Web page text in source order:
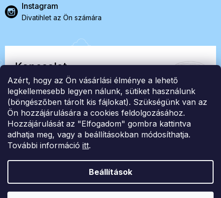
Azért, hogy az Ön vásárlási élménye a lehető
legkellemesebb legyen nálunk, sütiket használunk
(böngészőben tárolt kis fájlokat). Szükségünk van az
Ön hozzájárulására a cookies feldolgozásához.
Hozzájárulását az "Elfogadom" gombra kattintva
adhatja meg, vagy a beállításokban módosíthatja.
További információ itt.
Beállítások
Instagram
Divatihlet az Ön számára
Kapcsolat
EasyStock s.r.o.
ID: 07727402, Adószám: CZ07727402
info@londonclub.hu